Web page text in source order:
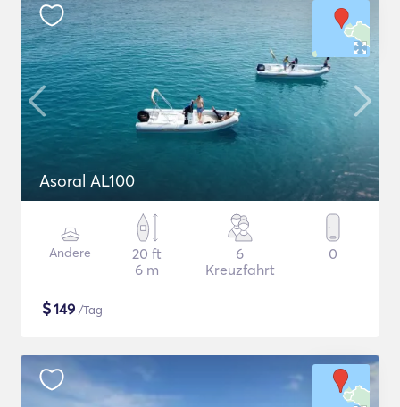
Asoral AL100
Andere
20 ft
6 m
6
Kreuzfahrt
0
$149 /Tag